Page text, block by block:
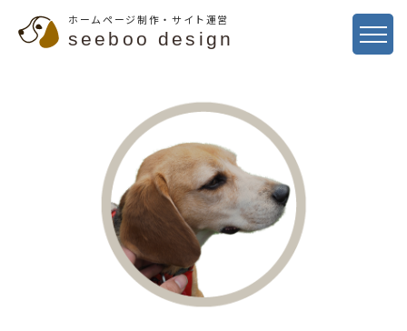
ホームページ制作・サイト運営
seeboo design